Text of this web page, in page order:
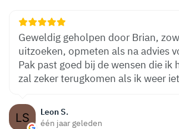
Leon S.
één jaar geleden
Geweldig geholpen door Brian,
uitzoeken, opmeten als na advies
Pak past goed bij de wensen die ik
zal zeker terugkomen als ik weer